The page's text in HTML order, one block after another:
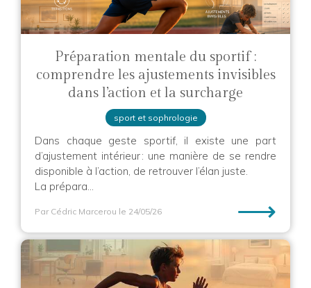
Préparation mentale du sportif :
comprendre les ajustements invisibles
dans l’action et la surcharge
sport et sophrologie
Dans chaque geste sportif, il existe une part
d’ajustement intérieur : une manière de se rendre
disponible à l’action, de retrouver l’élan juste.
La prépara...
Par Cédric Marcerou le 24/05/26 ⟶